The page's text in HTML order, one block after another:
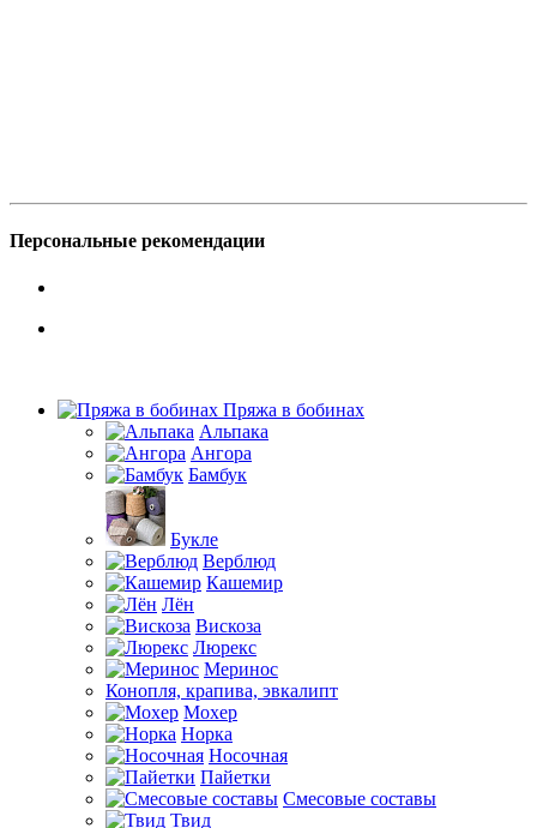
Персональные рекомендации
Пряжа в бобинах
Альпака
Ангора
Бамбук
Букле
Верблюд
Кашемир
Лён
Вискоза
Люрекс
Меринос
Конопля, крапива, эвкалипт
Мохер
Норка
Носочная
Пайетки
Смесовые составы
Твид